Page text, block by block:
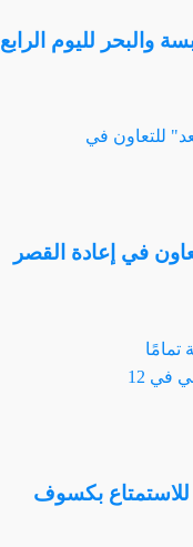
والبحر لليوم الرابع
في إعادة القصر
للاستمتاع بكسوف